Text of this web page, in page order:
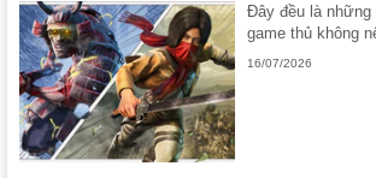
Đây đều là những
game thủ không
16/07/2026